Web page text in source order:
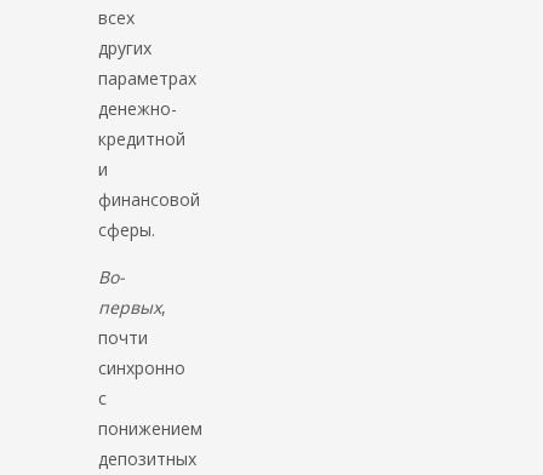
всех
других
параметрах
денежно-
кредитной
и
финансовой
сферы.
Во-
первых,
почти
синхронно
с
понижением
депозитных